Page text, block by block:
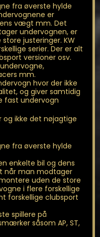
fra øverste hylde
er
vægt mm. Det
undervognen, er
justeringer. KW
serier. Der er alt
versioner osv.
mm.
hvor der ikke
og giver samtidig
fast undervogn
og ikke det nøjagtige
fra øverste hylde
enkelte bil og dens
når man modtager
uden de store
i flere forskellige
forskellige clubsport
spillere på
såsom AP, ST,